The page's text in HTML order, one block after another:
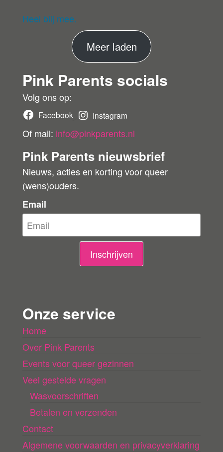
eri
r
Heel blij mee.
Meer ladenM
e
e
o
r
i
g
Pink Parents socials
Volg ons op:
Facebook Instagram
Of mail: info@pinkparents.nl
Pink Parents nieuwsbrief
Nieuws, acties en korting voor queer
(wens)ouders.
Email
Inschrijven
Onze service
Home
Over Pink Parents
Events voor queer gezinnen
Veel gestelde vragen
Wasvoorschriften
Betalen en verzenden
Contact
Algemene voorwaarden en privacyverklaring